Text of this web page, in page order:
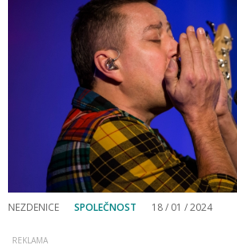
NEZDENICE SPOLEČNOST 18 / 01 / 2024